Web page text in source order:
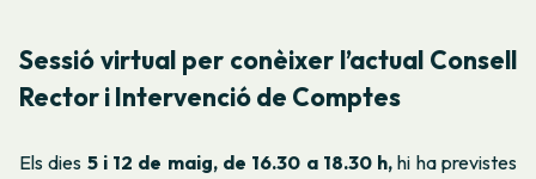
Sessió virtual per conèixer l’actual Consell
Rector i Intervenció de Comptes
Els dies 5 i 12 de maig, de 16.30 a 18.30 h, hi ha previstes